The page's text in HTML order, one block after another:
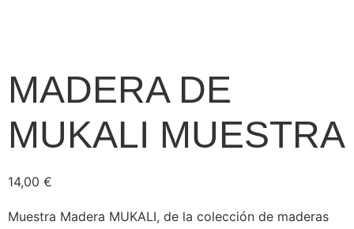
MADERA DE
MUKALI MUESTRA
14,00 €
Muestra Madera MUKALI, de la colección de maderas